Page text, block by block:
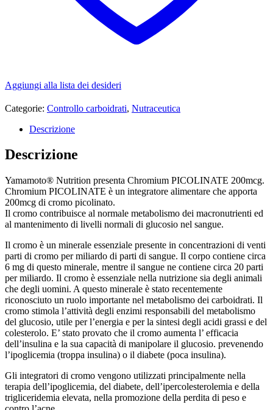
Aggiungi alla lista dei desideri
Categorie: Controllo carboidrati, Nutraceutica
Descrizione
Descrizione
Yamamoto® Nutrition presenta Chromium PICOLINATE 200mcg.
Chromium PICOLINATE è un integratore alimentare che apporta
200mcg di cromo picolinato.
Il cromo contribuisce al normale metabolismo dei macronutrienti ed
al mantenimento di livelli normali di glucosio nel sangue.
Il cromo è un minerale essenziale presente in concentrazioni di venti
parti di cromo per miliardo di parti di sangue. Il corpo contiene circa
6 mg di questo minerale, mentre il sangue ne contiene circa 20 parti
per miliardo. Il cromo è essenziale nella nutrizione sia degli animali
che degli uomini. A questo minerale è stato recentemente
riconosciuto un ruolo importante nel metabolismo dei carboidrati. Il
cromo stimola l’attività degli enzimi responsabili del metabolismo
del glucosio, utile per l’energia e per la sintesi degli acidi grassi e del
colesterolo. E’ stato provato che il cromo aumenta l’ efficacia
dell’insulina e la sua capacità di manipolare il glucosio. prevenendo
l’ipoglicemia (troppa insulina) o il diabete (poca insulina).
Gli integratori di cromo vengono utilizzati principalmente nella
terapia dell’ipoglicemia, del diabete, dell’ipercolesterolemia e della
trigliceridemia elevata, nella promozione della perdita di peso e